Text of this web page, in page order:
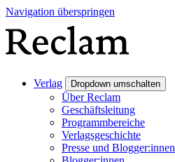
Navigation überspringen
Verlag Dropdown umschalten
Über Reclam
Geschäftsleitung
Programmbereiche
Verlagsgeschichte
Presse und Blogger:innen